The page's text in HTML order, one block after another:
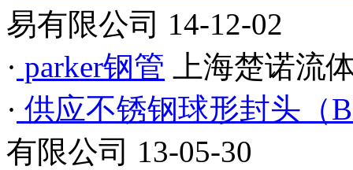
易有限公司 14-12-02
· parker钢管
上海楚诺流
· 供应不锈钢球形封头（
有限公司 13-05-30